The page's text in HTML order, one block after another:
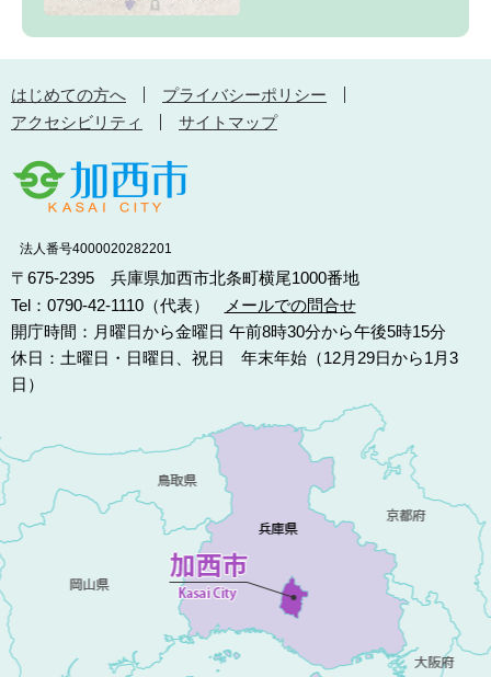
はじめての方へ
プライバシーポリシー
アクセシビリティ
サイトマップ
法人番号4000020282201
〒675-2395 兵庫県加西市北条町横尾1000番地
Tel：0790-42-1110（代表）
メールでの問合せ
開庁時間：月曜日から金曜日 午前8時30分から午後5時15分
休日：土曜日・日曜日、祝日 年末年始（12月29日から1月3
日）